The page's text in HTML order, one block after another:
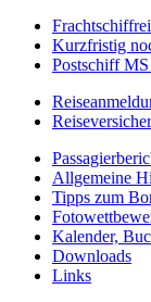
Kurzfristig
Postschiff
Allgemeine
Tipps zum
Kalender,
Downloads
Links